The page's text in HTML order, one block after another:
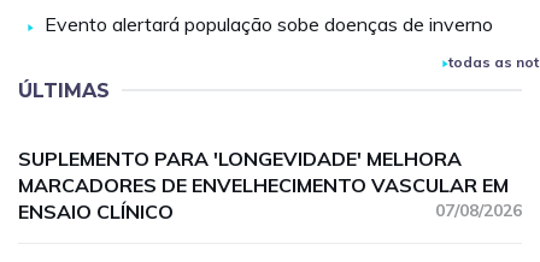
Evento alertará população sobe doenças de inverno
todas as
ÚLTIMAS
SUPLEMENTO PARA 'LONGEVIDADE' MELHORA
MARCADORES DE ENVELHECIMENTO VASCULAR EM
ENSAIO CLÍNICO
07/08/2026